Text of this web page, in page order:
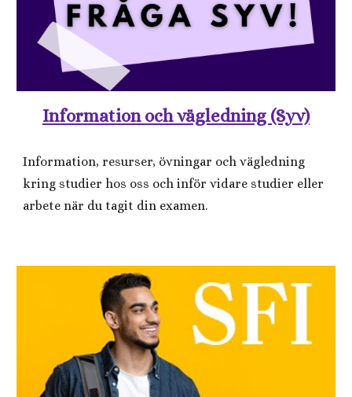
Information och vägledning (Syv)
Information, resurser, övningar och vägledning
kring studier hos oss ochinför vidare studier eller
arbete när du tagit din examen.